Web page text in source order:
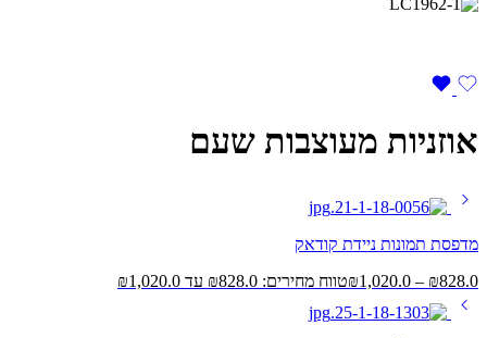
אוזניות מעוצבות שעם
מדפסת תמונות ניידת קודאק
₪828.0
–
₪1,020.0 טווח מחירים: ⁦₪828.0⁩ עד ⁦₪1,020.0⁩